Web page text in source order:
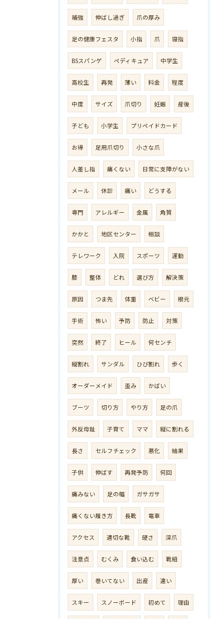
補強 伸ばし過ぎ 爪の厚み
足の健康フェスタ 小指 爪 寝指
BSスパンゲ ペディキュア 中学生
高校生 再発 薄い 料金 程度
中度 サイズ 爪切り 妊娠 産後
子ども 小学生 プリペイドカード
お得 足用爪切り 小さな爪
人差し指 痛くない 日常に支障がない
メール 休診 痛い どうする
専門 アレルギー 金属 角質
かかと 地区センター 相談
テレワーク 入院 スポーツ 運動
膝 整体 どれ 選び方 解決策
原因 つま先 体重 ベビー 根元
手術 怖い 予防 防止 対策
突然 終了 ヒール 何センチ
縦割れ サンダル ひび割れ 歩く
オーダーメイド 歪み かばい
ブーツ 切り方 やり方 足の爪
外反母趾 子育て ママ 縦に割れる
長さ セルフチェック 悪化 結果
子供 伸ばす 再発予防 何回
痛みない 足の幅 ガサガサ
痛くない履き方 長靴 電車
アクセス 適切な靴 硬さ 深爪
注意点 むくみ 食い込む 靴紐
厚い 巻いてない 出産 違い
スキー スノーボード 初めて 理由